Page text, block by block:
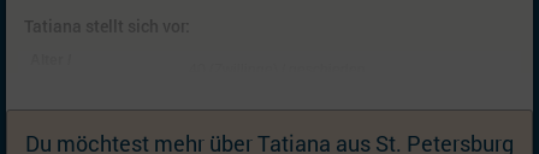
Tatiana stellt sich vor:
Kinder:
ein Kind: Tochter (11, lebt bei mir); Ich kann mir
mit dem richtigen Partner (weitere) Kinder
Du möchtest mehr über Tatiana aus St. Petersburg